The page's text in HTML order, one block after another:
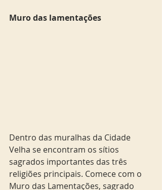
Muro das lamentações
Dentro das muralhas da Cidade
Velha se encontram os sítios
sagrados importantes das três
religiões principais. Comece com o
Muro das Lamentações, sagrado